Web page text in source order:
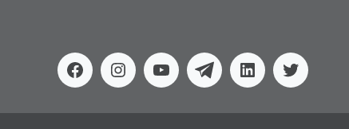
FacebookInstagram
YoutubeTelegramLinkedinTwitter